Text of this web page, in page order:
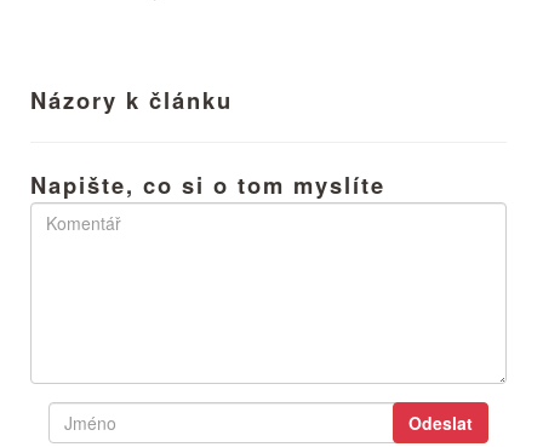
Názory k článku
Napište, co si o tom myslíte